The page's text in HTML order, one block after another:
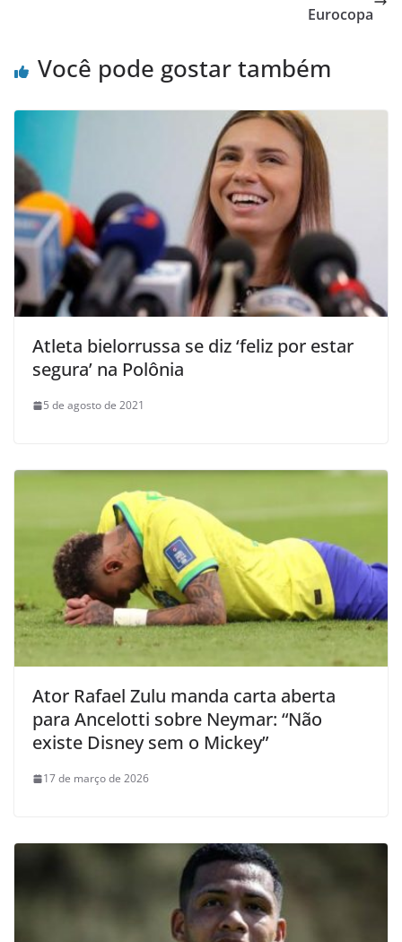
Eurocopa
Você pode gostar também
Atleta bielorrussa se diz ‘feliz por estar
segura’ na Polônia
5 de agosto de 2021
Ator Rafael Zulu manda carta aberta
para Ancelotti sobre Neymar: “Não
existe Disney sem o Mickey”
17 de março de 2026